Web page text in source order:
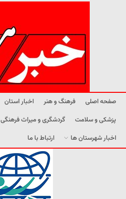
صفحه اصلی فرهنگ و هنر اخبار استان
پزشکی و سلامت
گردشگری و میراث فرهنگی
اخبار شهرستان ها
ارتباط با ما